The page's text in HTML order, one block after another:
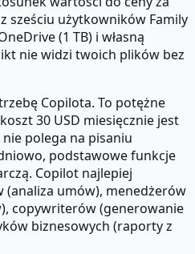
sześciu użytkowników Family
(1 TB) i własną
nie widzi twoich plików bez
Copilota. To potężne
30 USD miesięcznie jest
nie polega na pisaniu
podstawowe funkcje
Copilot najlepiej
umów), menedżerów
copywriterów (generowanie
biznesowych (raporty z